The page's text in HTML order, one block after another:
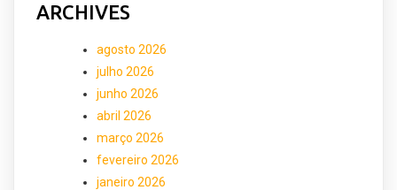
ARCHIVES
agosto 2026
julho 2026
junho 2026
abril 2026
março 2026
fevereiro 2026
janeiro 2026